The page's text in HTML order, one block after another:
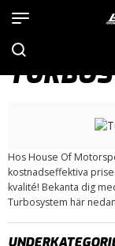
Turbosystem
Hos House Of
kostnadseffektiva
kvalité! Bekanta dig
Turbosystem här